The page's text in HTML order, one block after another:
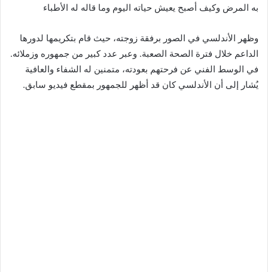
به المرض وكيف أصبح يعيش حياته اليوم وما قاله له الأطباء
وظهر الأندلسي في الصور برفقة زوجته، حيث قام بتكريمها لدورها
الداعم خلال فترة الصحة الصعبة. وعبر عدد كبير من جمهوره وزملائه.
في الوسط الفني عن فرحتهم بعودته، متمنين له الشفاء والعافية
يُشار إلى أن الأندلسي كان قد أظهر للجمهور بمقطع فيديو سابق.